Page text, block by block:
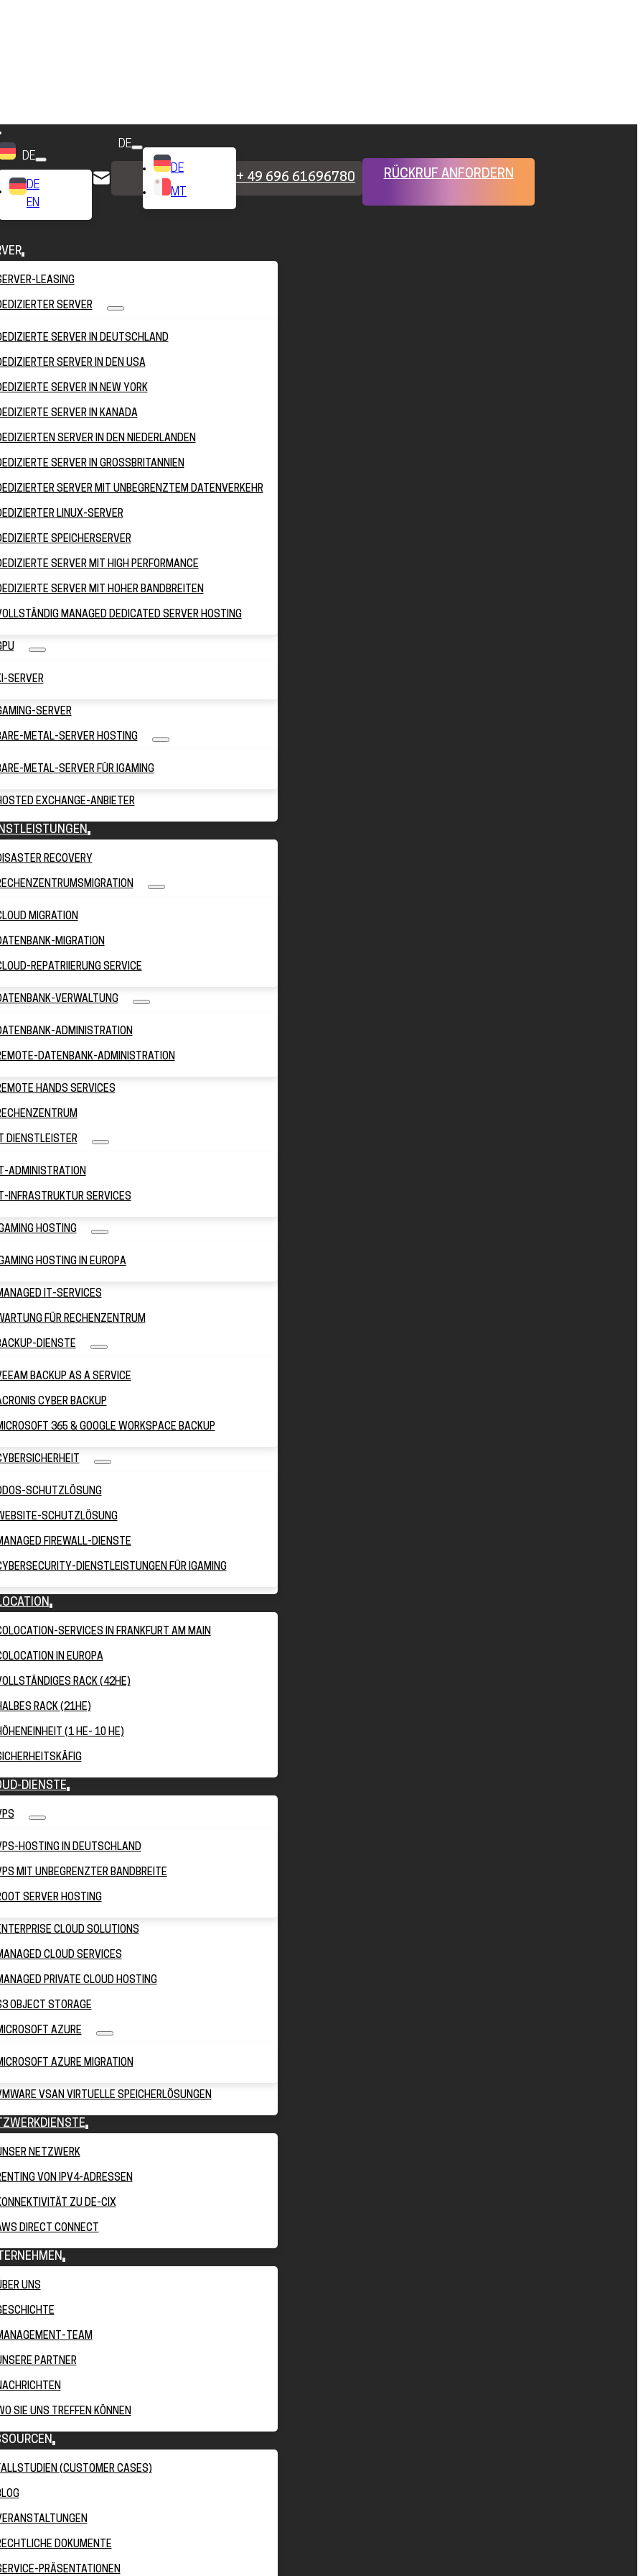
DE
DE
EN
DE
DE
MT
+ 49 696 61696780 RÜCKRUF ANFORDERN
LEASING
SERVER
SERVER IN DEUTSCHLAND
SERVER IN DEN USA
SERVER IN NEW YORK
SERVER IN KANADA
SERVER IN DEN NIEDERLANDEN
SERVER IN GROSSBRITANNIEN
SERVER MIT UNBEGRENZTEM DATENVERKEHR
LINUX-SERVER
SPEICHERSERVER
SERVER MIT HIGH PERFORMANCE
SERVER MIT HOHER BANDBREITEN
MANAGED DEDICATED SERVER HOSTING
SERVER
SERVER
METAL-SERVER HOSTING
METAL-SERVER FÜR IGAMING
EXCHANGE-ANBIETER
RECOVERY
MIGRATION
MIGRATION
REPATRIIERUNG SERVICE
VERWALTUNG
ADMINISTRATION
DATENBANK-ADMINISTRATION
HANDS SERVICES
DIENSTLEISTER
ADMINISTRATION
INFRASTRUKTUR SERVICES
HOSTING
HOSTING IN EUROPA
IT-SERVICES
FÜR RECHENZENTRUM
DIENSTE
BACKUP AS A SERVICE
CYBER BACKUP
365 & GOOGLE WORKSPACE BACKUP
SCHUTZLÖSUNG
SCHUTZLÖSUNG
FIREWALL-DIENSTE
DIENSTLEISTUNGEN FÜR IGAMING
SERVICES IN FRANKFURT AM MAIN
IN EUROPA
RACK (42HE)
RACK (21HE)
(1 HE- 10 HE)
DIENSTE
HOSTING IN DEUTSCHLAND
MIT UNBEGRENZTER BANDBREITE
SERVER HOSTING
CLOUD SOLUTIONS
CLOUD SERVICES
PRIVATE CLOUD HOSTING
OBJECT STORAGE
AZURE
AZURE MIGRATION
VSAN VIRTUELLE SPEICHERLÖSUNGEN
NETZWERK
VON IPV4-ADRESSEN
ZU DE-CIX
DIRECT CONNECT
UNS
TEAM
PARTNER
SIE UNS TREFFEN KÖNNEN
(CUSTOMER CASES)
DOKUMENTE
PRÄSENTATIONEN